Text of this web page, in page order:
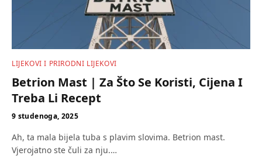
LIJEKOVI I PRIRODNI LIJEKOVI
Betrion Mast | Za Što Se Koristi, Cijena I
Treba Li Recept
9 studenoga, 2025
Ah, ta mala bijela tuba s plavim slovima. Betrion mast.
Vjerojatno ste čuli za nju.…